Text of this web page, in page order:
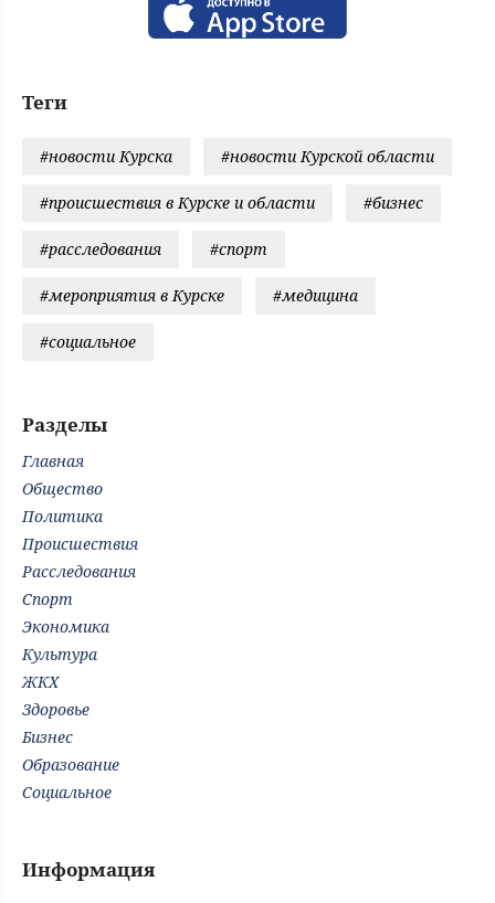
Теги
#новости Курска #новости Курской области
#происшествия в Курске и области #бизнес
#расследования #спорт
#мероприятия в Курске #медицина
#социальное
Разделы
Главная
Общество
Политика
Происшествия
Расследования
Спорт
Экономика
Культура
ЖКХ
Здоровье
Бизнес
Образование
Социальное
Информация